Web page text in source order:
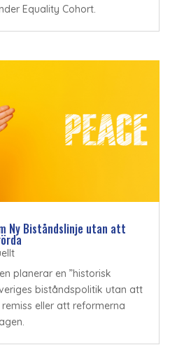
Equality Cohort.
Ny Biståndslinje utan att
planerar en ”historisk
biståndspolitik utan att
eller att reformerna